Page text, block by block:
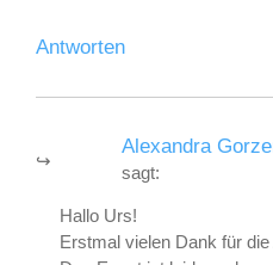
Antworten
Alexandra
sagt:
Hallo Urs!
Erstmal vielen Dank für